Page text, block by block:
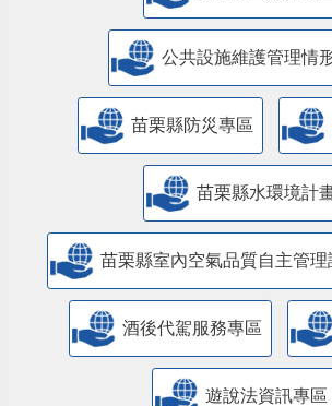
公共設施維護管理情
苗栗縣防災專區
苗栗縣水環境計
苗栗縣室內空氣品質自主管
酒後代駕服務專區
遊說法資訊專區